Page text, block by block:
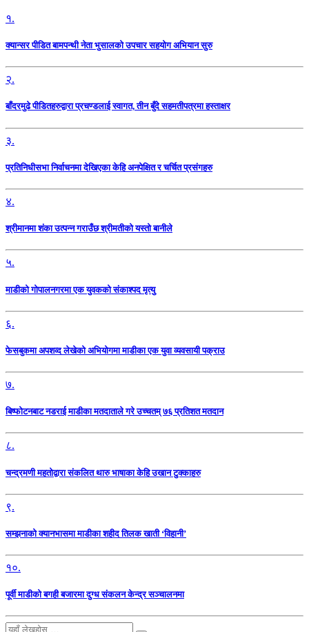
१.
क्यान्सर पीडित बामपन्थी नेता भुसालकाे उपचार सहयोग अभियान सुरु
२.
बाँदरमुढे पीडितहरुद्वारा प्रचण्डलाई स्वागत, तीन बुँदे सहमतीपत्रमा हस्ताक्षर
३.
प्रतिनिधीसभा निर्वाचनमा देखिएका केहि अनपेक्षित र चर्चित प्रसंगहरु
४.
श्रीमानमा शंका उत्पन्न गराउँछ श्रीमतीको यस्तो बानीले
५.
माडीको गोपालनगरमा एक युवकको संकाश्पद मृत्यु
६.
फेसबुकमा अपशव्द लेखेको अभियोगमा माडीका एक युवा व्यवसायी पक्राउ
७.
बिष्फोटनबाट नडराई माडीका मतदाताले गरे उच्चतम् ७६ प्रतिशत मतदान
८.
चन्द्रमणी महतोद्वारा संकलित थारु भाषाका केहि उखान टुक्काहरु
९.
सम्झनाको क्यानभासमा माडीका शहीद तिलक खाती ‘विहानी’
१०.
पूर्वी माडीको बगही बजारमा दुग्ध संकलन केन्द्र सञ्चालनमा